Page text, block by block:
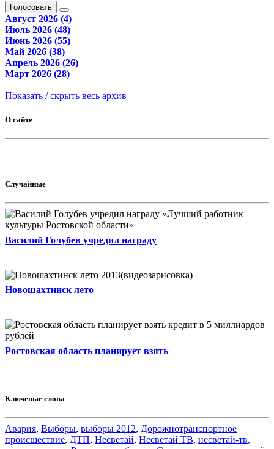
Голосовать
Август 2026 (4)
Июль 2026 (48)
Июнь 2026 (55)
Май 2026 (38)
Апрель 2026 (26)
Март 2026 (28)
Показать / скрыть весь архив
О сайте
Случайные
Василий Голубев учредил награду
Новошахтинск лето
Ростовская область планирует взять
Ключевые слова
Авария, Выборы, выборы 2012, Дорожнотранспортное
происшествие, ДТП, Несветай, Несветай ТВ, несветай-тв,